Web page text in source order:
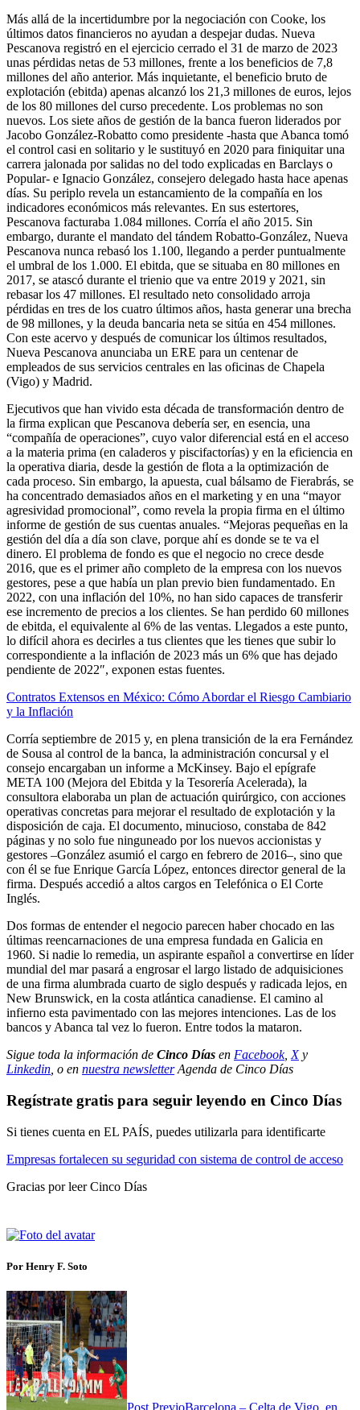
Más allá de la incertidumbre por la negociación con Cooke, los
últimos datos financieros no ayudan a despejar dudas. Nueva
Pescanova registró en el ejercicio cerrado el 31 de marzo de 2023
unas pérdidas netas de 53 millones, frente a los beneficios de 7,8
millones del año anterior. Más inquietante, el beneficio bruto de
explotación (ebitda) apenas alcanzó los 21,3 millones de euros, lejos
de los 80 millones del curso precedente. Los problemas no son
nuevos. Los siete años de gestión de la banca fueron liderados por
Jacobo González-Robatto como presidente -hasta que Abanca tomó
el control casi en solitario y le sustituyó en 2020 para finiquitar una
carrera jalonada por salidas no del todo explicadas en Barclays o
Popular- e Ignacio González, consejero delegado hasta hace apenas
días. Su periplo revela un estancamiento de la compañía en los
indicadores económicos más relevantes. En sus estertores,
Pescanova facturaba 1.084 millones. Corría el año 2015. Sin
embargo, durante el mandato del tándem Robatto-González, Nueva
Pescanova nunca rebasó los 1.100, llegando a perder puntualmente
el umbral de los 1.000. El ebitda, que se situaba en 80 millones en
2017, se atascó durante el trienio que va entre 2019 y 2021, sin
rebasar los 47 millones. El resultado neto consolidado arroja
pérdidas en tres de los cuatro últimos años, hasta generar una brecha
de 98 millones, y la deuda bancaria neta se sitúa en 454 millones.
Con este acervo y después de comunicar los últimos resultados,
Nueva Pescanova anunciaba un ERE para un centenar de
empleados de sus servicios centrales en las oficinas de Chapela
(Vigo) y Madrid.
Ejecutivos que han vivido esta década de transformación dentro de
la firma explican que Pescanova debería ser, en esencia, una
“compañía de operaciones”, cuyo valor diferencial está en el acceso
a la materia prima (en caladeros y piscifactorías) y en la eficiencia en
la operativa diaria, desde la gestión de flota a la optimización de
cada proceso. Sin embargo, la apuesta, cual bálsamo de Fierabrás, se
ha concentrado demasiados años en el marketing y en una “mayor
agresividad promocional”, como revela la propia firma en el último
informe de gestión de sus cuentas anuales. “Mejoras pequeñas en la
gestión del día a día son clave, porque ahí es donde se te va el
dinero. El problema de fondo es que el negocio no crece desde
2016, que es el primer año completo de la empresa con los nuevos
gestores, pese a que había un plan previo bien fundamentado. En
2022, con una inflación del 10%, no han sido capaces de transferir
ese incremento de precios a los clientes. Se han perdido 60 millones
de ebitda, el equivalente al 6% de las ventas. Llegados a este punto,
lo difícil ahora es decirles a tus clientes que les tienes que subir lo
correspondiente a la inflación de 2023 más un 6% que has dejado
pendiente de 2022″, exponen estas fuentes.
Contratos Extensos en México: Cómo Abordar el Riesgo Cambiario
y la Inflación
Corría septiembre de 2015 y, en plena transición de la era Fernández
de Sousa al control de la banca, la administración concursal y el
consejo encargaban un informe a McKinsey. Bajo el epígrafe
META 100 (Mejora del Ebitda y la Tesorería Acelerada), la
consultora elaboraba un plan de actuación quirúrgico, con acciones
operativas concretas para mejorar el resultado de explotación y la
disposición de caja. El documento, minucioso, constaba de 842
páginas y no solo fue ninguneado por los nuevos accionistas y
gestores –González asumió el cargo en febrero de 2016–, sino que
con él se fue Enrique García López, entonces director general de la
firma. Después accedió a altos cargos en Telefónica o El Corte
Inglés.
Dos formas de entender el negocio parecen haber chocado en las
últimas reen­carnaciones de una empresa fundada en Galicia en
1960. Si nadie lo remedia, un aspirante español a convertirse en líder
mundial del mar pasará a engrosar el largo listado de adquisiciones
de una firma alumbrada cuarto de siglo después y radicada lejos, en
New Brunswick, en la costa atlántica canadiense. El camino al
infierno esta pavimentado con las mejores intenciones. Las de los
bancos y Abanca tal vez lo fueron. Entre todos la mataron.
Sigue toda la información de Cinco Días en Facebook, Xy
Linkedin , o en nuestra newsletterAgenda de Cinco Días
Regístrate gratis para seguir leyendo en Cinco Días
Si tienes cuenta en EL PAÍS, puedes utilizarla para identificarte
Empresas fortalecen su seguridad con sistema de control de acceso
Gracias por leer Cinco Días
Por Henry F. Soto
Post PrevioBarcelona – Celta de Vigo, en